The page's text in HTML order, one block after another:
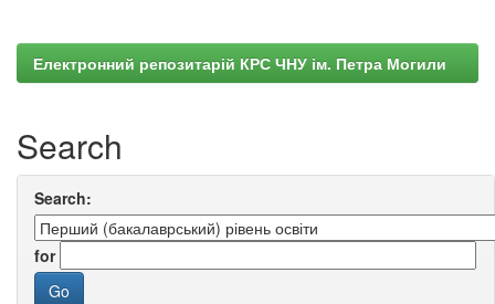
Електронний репозитарій КРС ЧНУ ім. Петра Могили
Search
Search:
for